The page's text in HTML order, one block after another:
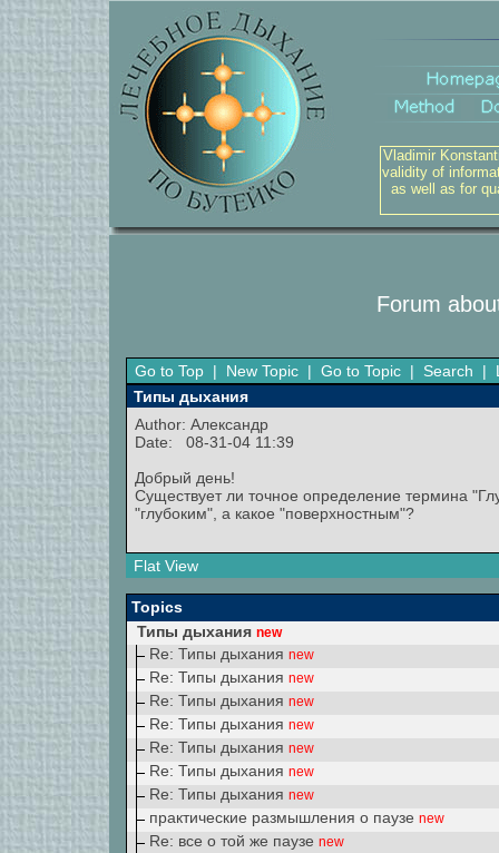
Vladimir
validity of
as well as for
Forum
Go to Top | New Topic | Go to Topic | Search |
Типы дыхания
Author: Александр
Date: 08-31-04 11:39
Добрый день!
Существует ли точное определение термина
"глубоким", а какое "поверхностным"?
Flat View
Topics
Типы дыхания new
Re: Типы дыхания new
Re: Типы дыхания new
Re: Типы дыхания new
Re: Типы дыхания new
Re: Типы дыхания new
Re: Типы дыхания new
Re: Типы дыхания new
практические размышления о паузе new
Re: все о той же паузе new